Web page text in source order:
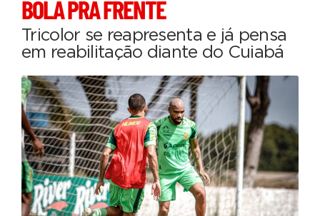
BOLA PRA FRENTE
Tricolor se reapresenta e já pensa
em reabilitação diante do Cuiabá